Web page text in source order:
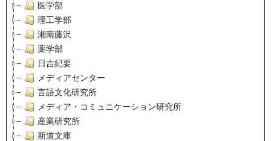
医学部
理工学部
湘南藤沢
薬学部
日吉紀要
メディアセンター
言語文化研究所
メディア・コミュニケーション研究所
産業研究所
斯道文庫